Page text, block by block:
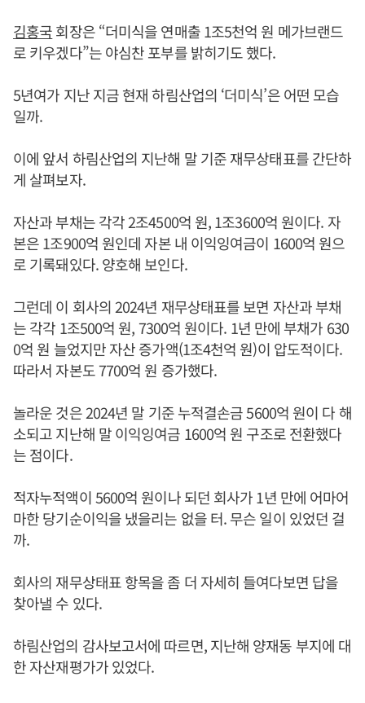
김홍국회장은 “더미식을 연매출 1조5천억 원 메가브랜드
로 키우겠다”는 야심찬 포부를 밝히기도 했다.
5년여가 지난 지금 현재 하림산업의 ‘더미식’은 어떤 모습
일까.
이에 앞서 하림산업의 지난해 말 기준 재무상태표를 간단하
게 살펴보자.
자산과 부채는 각각 2조4500억 원, 1조3600억 원이다. 자
본은 1조900억 원인데 자본 내 이익잉여금이 1600억 원으
로 기록돼있다. 양호해 보인다.
그런데 이 회사의 2024년 재무상태표를 보면 자산과 부채
는 각각 1조500억 원, 7300억 원이다. 1년 만에 부채가 630
0억 원 늘었지만 자산 증가액(1조4천억 원)이 압도적이다.
따라서 자본도 7700억 원 증가했다.
놀라운 것은 2024년 말 기준 누적결손금 5600억 원이 다 해
소되고 지난해 말 이익잉여금 1600억 원 구조로 전환했다
는 점이다.
적자누적액이 5600억 원이나 되던 회사가 1년 만에 어마어
마한 당기순이익을 냈을리는 없을 터. 무슨 일이 있었던 걸
까.
회사의 재무상태표 항목을 좀 더 자세히 들여다보면 답을
찾아낼 수 있다.
하림산업의 감사보고서에 따르면, 지난해 양재동 부지에 대
한 자산재평가가 있었다.